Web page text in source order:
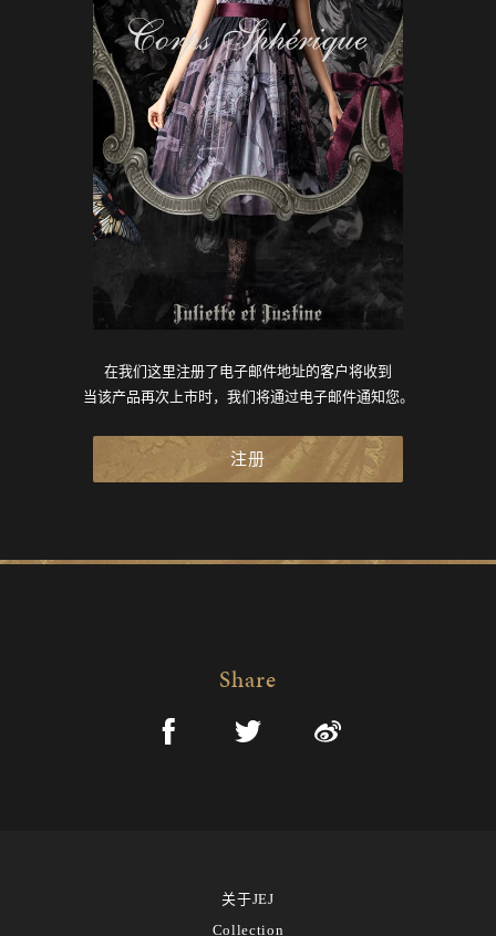
在我们这里注册了电子邮件地址的客户将收到
当该产品再次上市时，我们将通过电子邮件通知您。
注册
Share
关于JEJ
Collection